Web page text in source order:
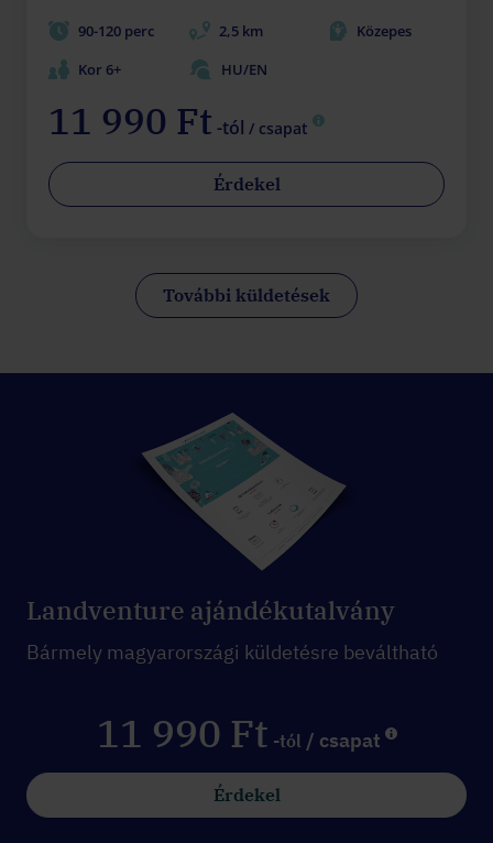
90-120 perc 2,5 km
Közepes
Kor 6+
HU/EN
11 990 Ft -tól / csapat
Érdekel
További küldetések
Landventure ajándékutalvány
Bármely magyarországi küldetésre beváltható
11 990 Ft -tól / csapat
Érdekel